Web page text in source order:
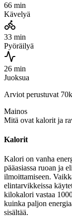
66 min
Kävelyä
33 min
Pyöräilyä
26 min
Juoksua
Arviot perustuvat
Mainos
Mitä ovat kalorit ja
Kalorit
Kalori on vanha
pääasiassa ruoan ja
ilmoittamiseen.
elintarvikkeissa
kilokalori vastaa
kuinka paljon
sisältää.